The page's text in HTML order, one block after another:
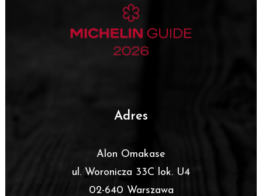
Adres
Alon Omakase
ul. Woronicza 33C lok. U4
02-640 Warszawa